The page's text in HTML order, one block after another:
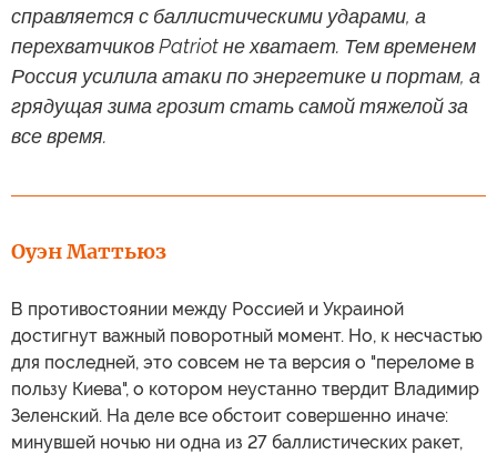
справляется с баллистическими ударами, а
перехватчиков Patriot не хватает. Тем временем
Россия усилила атаки по энергетике и портам, а
грядущая зима грозит стать самой тяжелой за
все время.
Оуэн Маттьюз
В противостоянии между Россией и Украиной
достигнут важный поворотный момент. Но, к несчастью
для последней, это совсем не та версия о "переломе в
пользу Киева", о котором неустанно твердит Владимир
Зеленский. На деле все обстоит совершенно иначе:
минувшей ночью ни одна из 27 баллистических ракет,